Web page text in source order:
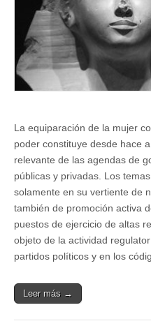
La equiparación de la mujer
poder constituye desde hace
relevante de las agendas de
públicas y privadas. Los
solamente en su vertiente de
también de promoción activa
puestos de ejercicio de altas
objeto de la actividad
partidos políticos y en los
Leer más →